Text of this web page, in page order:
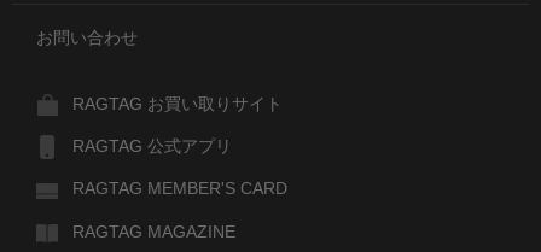
お問い合わせ
RAGTAG お買い取りサイト
RAGTAG 公式アプリ
RAGTAG MEMBER'S CARD
RAGTAG MAGAZINE